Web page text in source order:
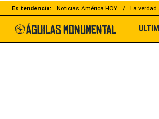
Es tendencia: Noticias América HOY La verdad